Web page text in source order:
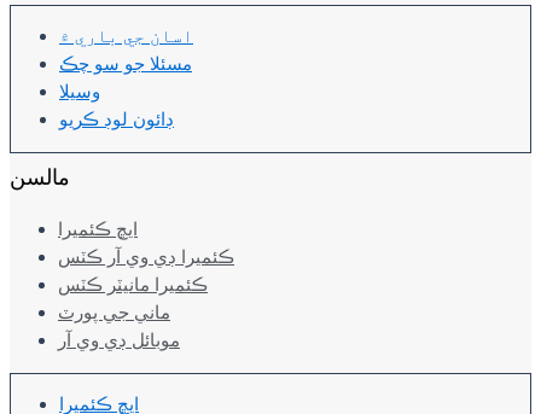
اسان جي باري ۾
مسئلا جو سو چڪ
وسيلا
ڊائون لوڊ ڪريو
مالسن
ايڇ ڪئميرا
ڪئميرا ڊي وي آر ڪٽس
ڪئميرا مانيٽر ڪٽس
ماني جي پورٽ
موبائل ڊي وي آر
ايڇ ڪئميرا